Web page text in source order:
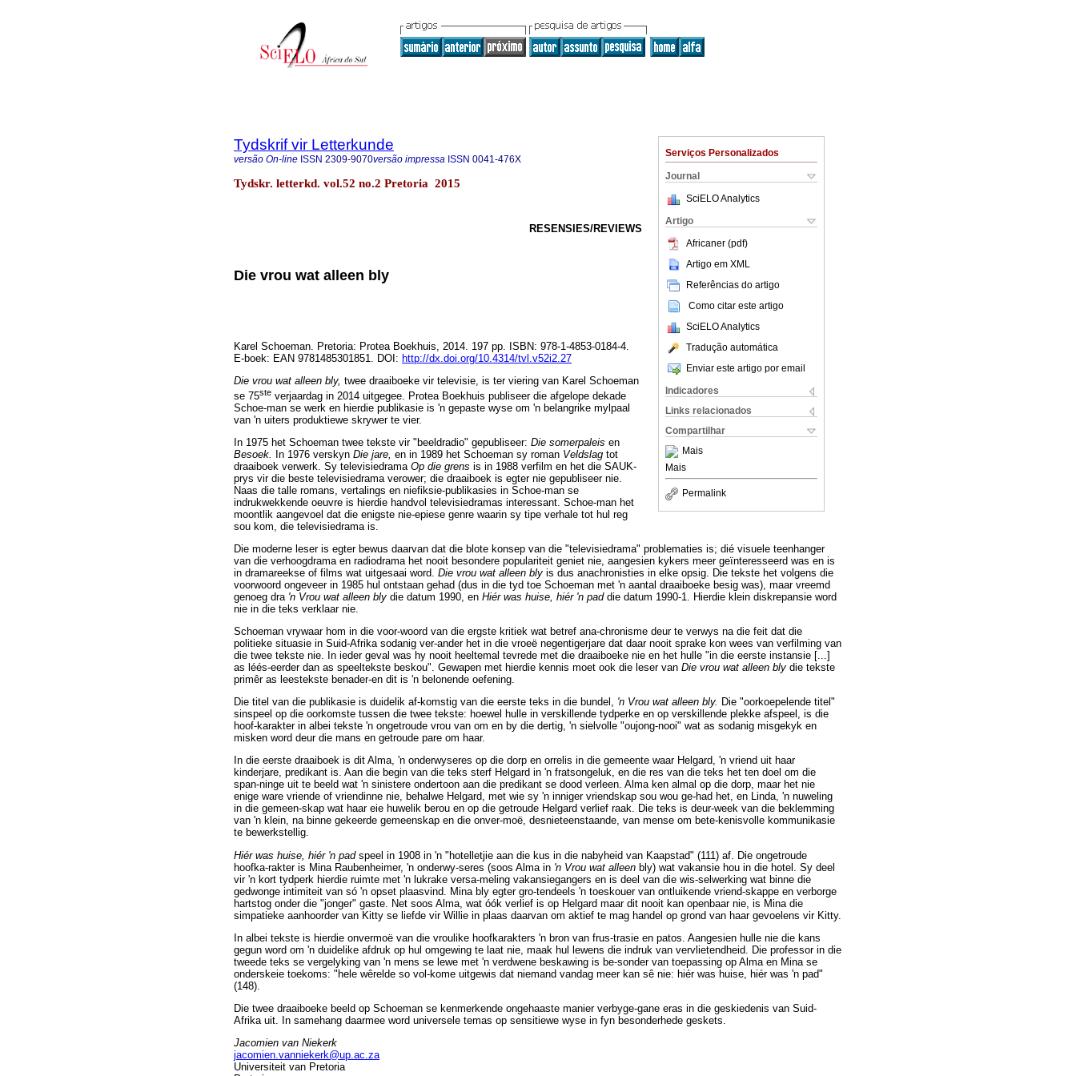
Serviços Personalizados
Journal
SciELO Analytics
Artigo
Africaner (pdf)
Artigo em XML
Referências do artigo
Como citar este artigo
SciELO Analytics
Tradução automática
Enviar este artigo por email
Indicadores
Links relacionados
Compartilhar
Mais
Mais
Permalink
Tydskrif vir Letterkunde
versão On-line ISSN 2309-9070versão impressa ISSN 0041-476X
Tydskr. letterkd. vol.52 no.2 Pretoria 2015
RESENSIES/REVIEWS
Die vrou wat alleen bly
Karel Schoeman. Pretoria: Protea Boekhuis, 2014. 197 pp. ISBN: 978-1-4853-0184-4.
E-boek: EAN 9781485301851. DOI: http://dx.doi.org/10.4314/tvl.v52i2.27
Die vrou wat alleen bly, twee draaiboeke vir televisie, is ter viering van Karel Schoeman
se 75ste verjaardag in 2014 uitgegee. Protea Boekhuis publiseer die afgelope dekade
Schoe-man se werk en hierdie publikasie is 'n gepaste wyse om 'n belangrike mylpaal
van 'n uiters produktiewe skrywer te vier.
In 1975 het Schoeman twee tekste vir "beeldradio" gepubliseer: Die somerpaleis en
Besoek. In 1976 verskyn Die jare, en in 1989 het Schoeman sy roman Veldslag tot
draaiboek verwerk. Sy televisiedrama Op die grens is in 1988 verfilm en het die SAUK-
prys vir die beste televisiedrama verower; die draaiboek is egter nie gepubliseer nie.
Naas die talle romans, vertalings en niefiksie-publikasies in Schoe-man se
indrukwekkende oeuvre is hierdie handvol televisiedramas interessant. Schoe-man het
moontlik aangevoel dat die enigste nie-epiese genre waarin sy tipe verhale tot hul reg
sou kom, die televisiedrama is.
Die moderne leser is egter bewus daarvan dat die blote konsep van die "televisiedrama" problematies is; dié visuele teenhanger
van die verhoogdrama en radiodrama het nooit besondere populariteit geniet nie, aangesien kykers meer geïnteresseerd was en is
in dramareekse of films wat uitgesaai word. Die vrou wat alleen bly is dus anachronisties in elke opsig. Die tekste het volgens die
voorwoord ongeveer in 1985 hul ontstaan gehad (dus in die tyd toe Schoeman met 'n aantal draaiboeke besig was), maar vreemd
genoeg dra 'n Vrou wat alleen bly die datum 1990, en Hiér was huise, hiér 'n pad die datum 1990-1. Hierdie klein diskrepansie word
nie in die teks verklaar nie.
Schoeman vrywaar hom in die voor-woord van die ergste kritiek wat betref ana-chronisme deur te verwys na die feit dat die
politieke situasie in Suid-Afrika sodanig ver-ander het in die vroeë negentigerjare dat daar nooit sprake kon wees van verfilming van
die twee tekste nie. In ieder geval was hy nooit heeltemal tevrede met die draaiboeke nie en het hulle "in die eerste instansie [...]
as léés-eerder dan as speeltekste beskou". Gewapen met hierdie kennis moet ook die leser van Die vrou wat alleen bly die tekste
primêr as leestekste benader-en dit is 'n belonende oefening.
Die titel van die publikasie is duidelik af-komstig van die eerste teks in die bundel, 'n Vrou wat alleen bly. Die "oorkoepelende titel"
sinspeel op die oorkomste tussen die twee tekste: hoewel hulle in verskillende tydperke en op verskillende plekke afspeel, is die
hoof-karakter in albei tekste 'n ongetroude vrou van om en by die dertig, 'n sielvolle "oujong-nooi" wat as sodanig misgekyk en
misken word deur die mans en getroude pare om haar.
In die eerste draaiboek is dit Alma, 'n onderwyseres op die dorp en orrelis in die gemeente waar Helgard, 'n vriend uit haar
kinderjare, predikant is. Aan die begin van die teks sterf Helgard in 'n fratsongeluk, en die res van die teks het ten doel om die
span-ninge uit te beeld wat 'n sinistere ondertoon aan die predikant se dood verleen. Alma ken almal op die dorp, maar het nie
enige ware vriende of vriendinne nie, behalwe Helgard, met wie sy 'n inniger vriendskap sou wou ge-had het, en Linda, 'n nuweling
in die gemeen-skap wat haar eie huwelik berou en op die getroude Helgard verlief raak. Die teks is deur-week van die beklemming
van 'n klein, na binne gekeerde gemeenskap en die onver-moë, desnieteenstaande, van mense om bete-kenisvolle kommunikasie
te bewerkstellig.
Hiér was huise, hiér 'n pad speel in 1908 in 'n "hotelletjie aan die kus in die nabyheid van Kaapstad" (111) af. Die ongetroude
hoofka-rakter is Mina Raubenheimer, 'n onderwy-seres (soos Alma in 'n Vrou wat alleen bly) wat vakansie hou in die hotel. Sy deel
vir 'n kort tydperk hierdie ruimte met 'n lukrake versa-meling vakansiegangers en is deel van die wis-selwerking wat binne die
gedwonge intimiteit van só 'n opset plaasvind. Mina bly egter gro-tendeels 'n toeskouer van ontluikende vriend-skappe en verborge
hartstog onder die "jonger" gaste. Net soos Alma, wat óók verlief is op Helgard maar dit nooit kan openbaar nie, is Mina die
simpatieke aanhoorder van Kitty se liefde vir Willie in plaas daarvan om aktief te mag handel op grond van haar gevoelens vir Kitty.
In albei tekste is hierdie onvermoë van die vroulike hoofkarakters 'n bron van frus-trasie en patos. Aangesien hulle nie die kans
gegun word om 'n duidelike afdruk op hul omgewing te laat nie, maak hul lewens die indruk van vervlietendheid. Die professor in die
tweede teks se vergelyking van 'n mens se lewe met 'n verdwene beskawing is be-sonder van toepassing op Alma en Mina se
onderskeie toekoms: "hele wêrelde so vol-kome uitgewis dat niemand vandag meer kan sê nie: hiér was huise, hiér was 'n pad"
(148).
Die twee draaiboeke beeld op Schoeman se kenmerkende ongehaaste manier verbyge-gane eras in die geskiedenis van Suid-
Afrika uit. In samehang daarmee word universele temas op sensitiewe wyse in fyn besonderhede geskets.
Jacomien van Niekerk
jacomien.vanniekerk@up.ac.za
Universiteit van Pretoria